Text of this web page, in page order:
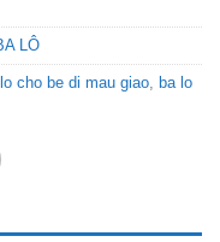
LÔ
cho be di mau giao ba lo